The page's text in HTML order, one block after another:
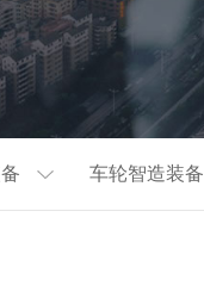
车轮智造装备